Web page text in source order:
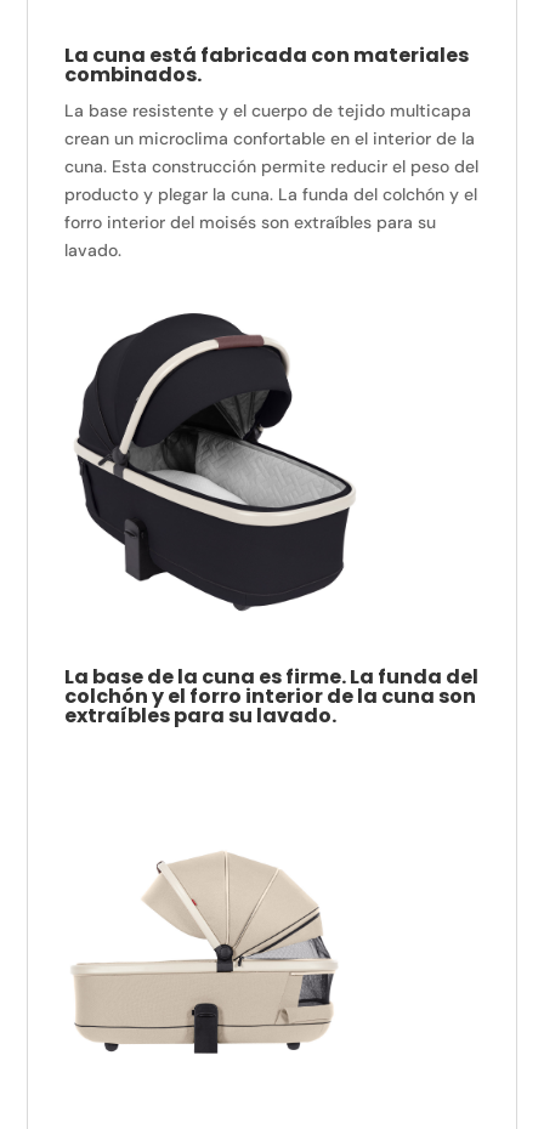
La cuna está fabricada con materiales
combinados.
La base resistente y el cuerpo de tejido multicapa
crean un microclima confortable en el interior de la
cuna. Esta construcción permite reducir el peso del
producto y plegar la cuna. La funda del colchón y el
forro interior del moisés son extraíbles para su
lavado.
La base de la cuna es firme.La funda del
colchón y el forro interior de la cuna son
extraíbles para su lavado.